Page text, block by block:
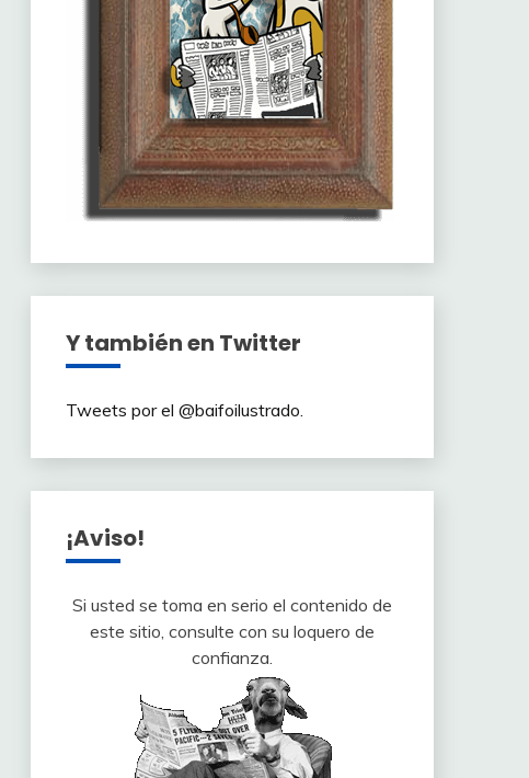
Y también en Twitter
Tweets por el @baifoilustrado.
¡Aviso!
Si usted se toma en serio el contenido de
este sitio, consulte con su loquero de
confianza.